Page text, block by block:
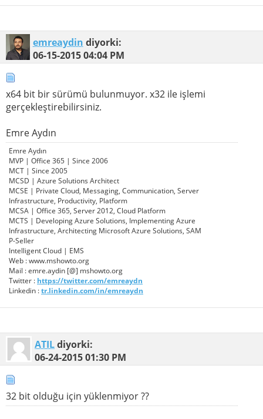
emreaydin diyorki:
06-15-201504:04 PM
x64 bit bir sürümü bulunmuyor. x32 ile işlemi
gerçekleştirebilirsiniz.
Emre Aydın
Emre Aydın
MVP | Office 365 | Since 2006
MCT | Since 2005
MCSD | Azure Solutions Architect
MCSE | Private Cloud, Messaging, Communication, Server
Infrastructure, Productivity, Platform
MCSA | Office 365, Server 2012, Cloud Platform
MCTS | Developing Azure Solutions, Implementing Azure
Infrastructure, Architecting Microsoft Azure Solutions, SAM
P-Seller
Intelligent Cloud | EMS
Web : www.mshowto.org
Mail : emre.aydin [@] mshowto.org
Twitter : https://twitter.com/emreaydn
Linkedin :tr.linkedin.com/in/emreaydn
ATILdiyorki:
06-24-201501:30 PM
32 bit olduğu için yüklenmiyor ??